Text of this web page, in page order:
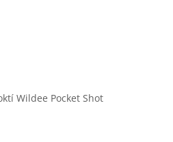
Wildee Pocket Shot